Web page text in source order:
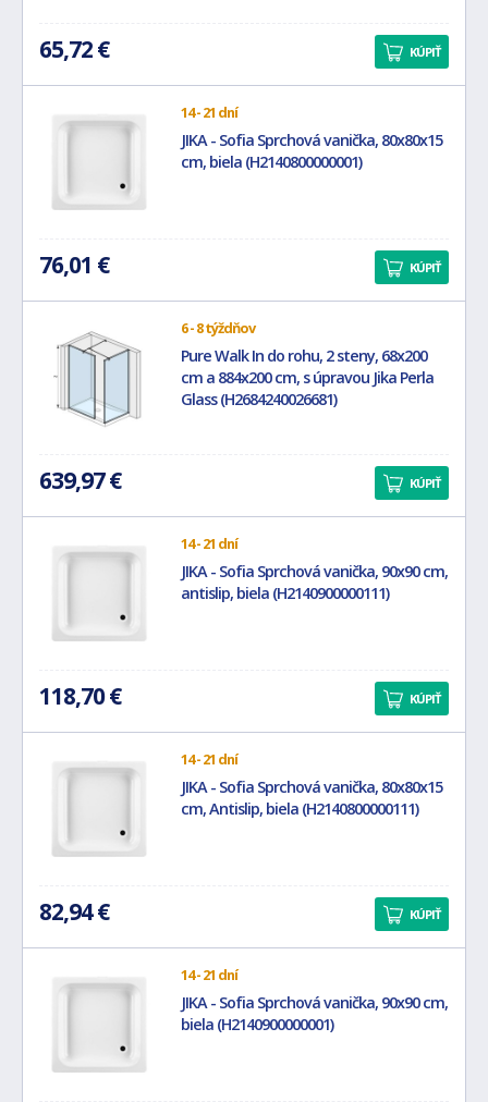
65,72 € KÚPIŤ
14 - 21 dní
JIKA - Sofia Sprchová vanička, 80x80x15
cm, biela (H2140800000001)
76,01 € KÚPIŤ
6 - 8 týždňov
Pure Walk In do rohu, 2 steny, 68x200
cm a 884x200 cm, s úpravou Jika Perla
Glass (H2684240026681)
639,97 € KÚPIŤ
14 - 21 dní
JIKA - Sofia Sprchová vanička, 90x90 cm,
antislip, biela (H2140900000111)
118,70 € KÚPIŤ
14 - 21 dní
JIKA - Sofia Sprchová vanička, 80x80x15
cm, Antislip, biela (H2140800000111)
82,94 € KÚPIŤ
14 - 21 dní
JIKA - Sofia Sprchová vanička, 90x90 cm,
biela (H2140900000001)